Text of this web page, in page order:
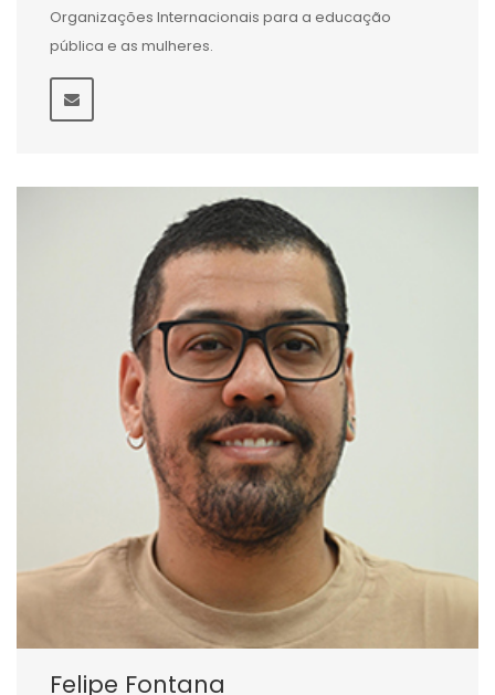
Organizações Internacionais para a educação
pública e as mulheres.
Felipe Fontana